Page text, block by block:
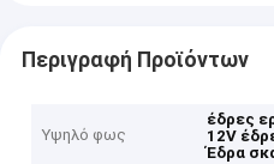
Περιγραφή Προϊόντων
Υψηλό φως
έδρες
12V
Έδρα